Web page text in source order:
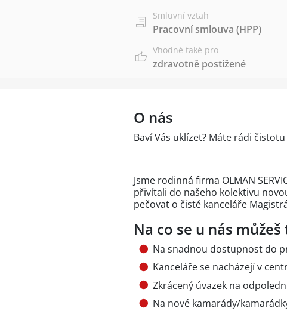
Smluvní vztah
Pracovní smlouva (HPP)
Vhodné také pro
zdravotně postižené
O nás
Baví Vás uklízet? Máte rádi
Jsme rodinná firma OLMAN
přivítali do našeho kolektivu
pečovat o čisté kanceláře
Na co se u nás
Na snadnou dostupnost do
Kanceláře se nacházejí v
Zkrácený úvazek na
Na nové kamarády/